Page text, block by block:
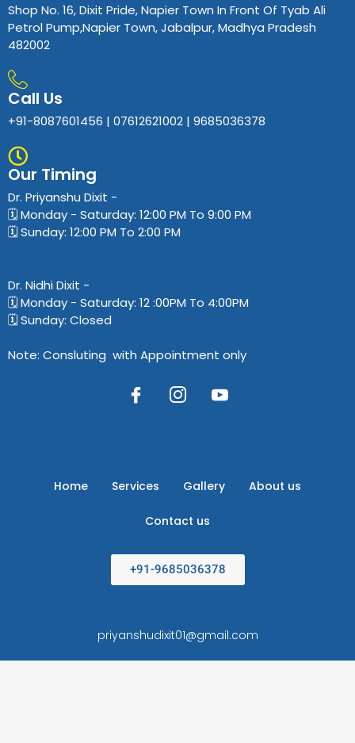
Shop No. 16, Dixit Pride, Napier Town In Front Of Tyab Ali
Petrol Pump,Napier Town, Jabalpur, Madhya Pradesh
482002
Call Us
+91-8087601456 | 07612621002 | 9685036378
Our Timing
Dr. Priyanshu Dixit​ -
🗓️ Monday - Saturday: 12:00 PM To 9:00 PM
🗓️ Sunday: 12:00 PM To 2:00 PM
Dr. Nidhi Dixit​ -
🗓️ Monday - Saturday: 12 :00PM To 4:00PM
🗓️ Sunday: Closed
Note: Consluting with Appointment only
Home Services Gallery About us
Contact us
+91-9685036378
priyanshudixit01@gmail.com